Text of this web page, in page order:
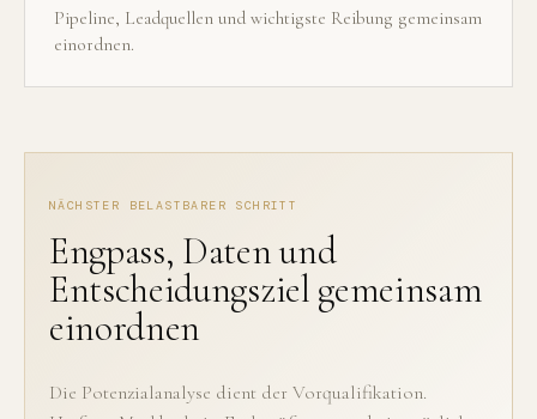
Pipeline, Leadquellen und wichtigste Reibung gemeinsam
einordnen.
NÄCHSTER BELASTBARER SCHRITT
Engpass, Daten und
Entscheidungsziel gemeinsam
einordnen
Die Potenzialanalyse dient der Vorqualifikation.